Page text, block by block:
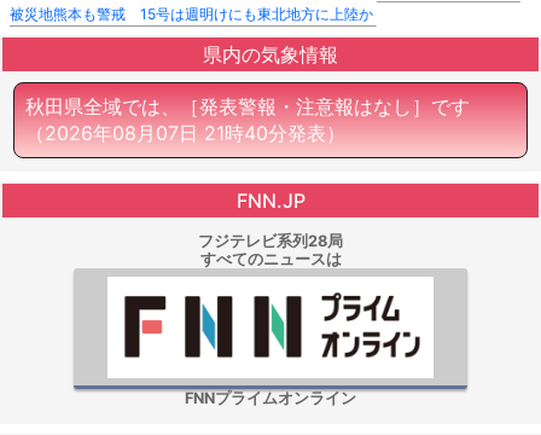
被災地熊本も警戒 15号は週明けにも東北地方に上陸か
県内の気象情報
秋田県全域では、［発表警報・注意報はなし］です
（2026年08月07日 21時40分発表）
FNN.JP
フジテレビ系列28局
すべてのニュースは
FNNプライムオンライン